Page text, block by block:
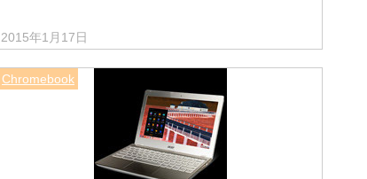
2015年1月17日
Chromebook